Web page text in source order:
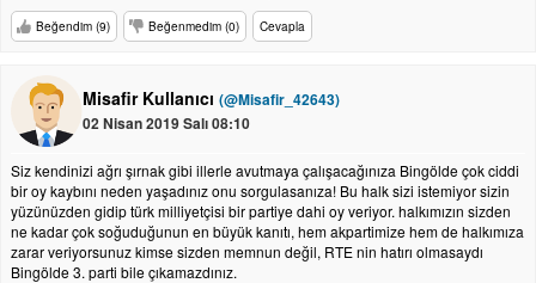
Beğendim (9) Beğenmedim (0) Cevapla
Misafir Kullanıcı (@Misafir_42643)
02 Nisan 2019 Salı 08:10
Siz kendinizi ağrı şırnak gibi illerle avutmaya çalışacağınıza Bingölde çok ciddi
bir oy kaybını neden yaşadınız onu sorgulasanıza! Bu halk sizi istemiyor sizin
yüzünüzden gidip türk milliyetçisi bir partiye dahi oy veriyor. halkımızın sizden
ne kadar çok soğuduğunun en büyük kanıtı, hem akpartimize hem de halkımıza
zarar veriyorsunuz kimse sizden memnun değil, RTE nin hatırı olmasaydı
Bingölde 3. parti bile çıkamazdınız.